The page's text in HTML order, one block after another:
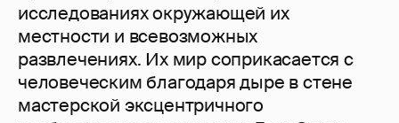
исследованиях окружающей их
местности и всевозможных
развлечениях. Их мир соприкасается с
человеческим благодаря дыре в стене
мастерской эксцентричного